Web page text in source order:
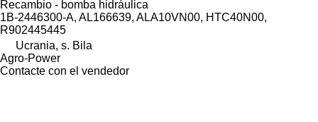
Recambio - bomba hidráulica
1B-2446300-A, AL166639, ALA10VN00, HTC40N00,
R902445445
Ucrania, s. Bila
Agro-Power
Contacte con el vendedor